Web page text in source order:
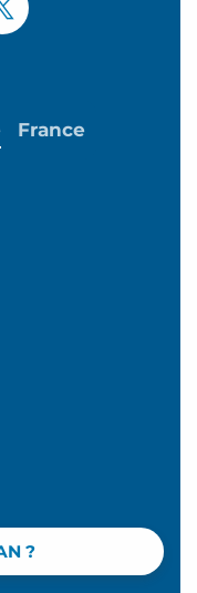
?
France